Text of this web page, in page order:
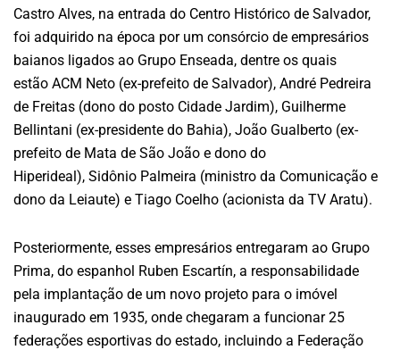
Castro Alves, na entrada do Centro Histórico de Salvador,
foi adquirido na época por um consórcio de empresários
baianos ligados ao Grupo Enseada, dentre os quais
estão ACM Neto (ex-prefeito de Salvador), André Pedreira
de Freitas (dono do posto Cidade Jardim), Guilherme
Bellintani (ex-presidente do Bahia), João Gualberto (ex-
prefeito de Mata de São João e dono do
Hiperideal), Sidônio Palmeira (ministro da Comunicação e
dono da Leiaute) e Tiago Coelho (acionista da TV Aratu).
Posteriormente, esses empresários entregaram ao Grupo
Prima, do espanhol Ruben Escartín, a responsabilidade
pela implantação de um novo projeto para o imóvel
inaugurado em 1935, onde chegaram a funcionar 25
federações esportivas do estado, incluindo a Federação